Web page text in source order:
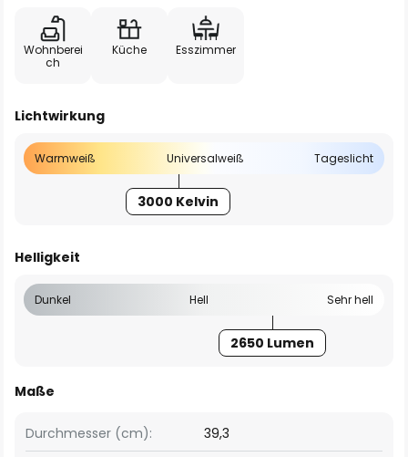
Wohnberei
ch
Küche Esszimmer
Lichtwirkung
Warmweiß Universalweiß Tageslicht
3000 Kelvin
Helligkeit
Dunkel Hell Sehr hell
2650 Lumen
Maße
Durchmesser (cm): 39,3